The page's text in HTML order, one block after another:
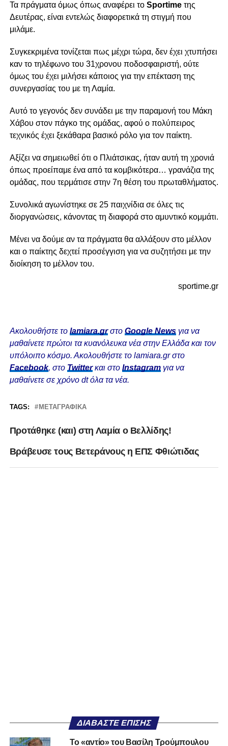
Τα πράγματα όμως όπως αναφέρει το Sportime της
Δευτέρας, είναι εντελώς διαφορετικά τη στιγμή που
μιλάμε.
Συγκεκριμένα τονίζεται πως μέχρι τώρα, δεν έχει χτυπήσει
καν το τηλέφωνο του 31χρονου ποδοσφαιριστή, ούτε
όμως του έχει μιλήσει κάποιος για την επέκταση της
συνεργασίας του με τη Λαμία.
Αυτό το γεγονός δεν συνάδει με την παραμονή του Μάκη
Χάβου στον πάγκο της ομάδας, αφού ο πολύπειρος
τεχνικός έχει ξεκάθαρα βασικό ρόλο για τον παίκτη.
Αξίζει να σημειωθεί ότι ο Πλιάτσικας, ήταν αυτή τη χρονιά
όπως προείπαμε ένα από τα κομβικότερα… γρανάζια της
ομάδας, που τερμάτισε στην 7η θέση του πρωταθλήματος.
Συνολικά αγωνίστηκε σε 25 παιχνίδια σε όλες τις
διοργανώσεις, κάνοντας τη διαφορά στο αμυντικό κομμάτι.
Μένει να δούμε αν τα πράγματα θα αλλάξουν στο μέλλον
και ο παίκτης δεχτεί προσέγγιση για να συζητήσει με την
διοίκηση το μέλλον του.
sportime.gr
Ακολουθήστε το lamiara.grστο Google Newsγια να
μαθαίνετε πρώτοι τα κυανόλευκα νέα στην Ελλάδα και τον
υπόλοιπο κόσμο. Ακολουθήστε το lamiara.gr στο
Facebook, στο Twitterκαι στο Instagram για να
μαθαίνετε σε χρόνο dt όλα τα νέα.
TAGS: ΜΕΤΑΓΡΑΦΙΚΆ
Προτάθηκε (και) στη Λαμία ο Βελλίδης!
Βράβευσε τους Βετεράνους η ΕΠΣ Φθιώτιδας
ΔΙΑΒΆΣΤΕ ΕΠΊΣΗΣ
Το «αντίο» του Βασίλη Τρούμπουλου